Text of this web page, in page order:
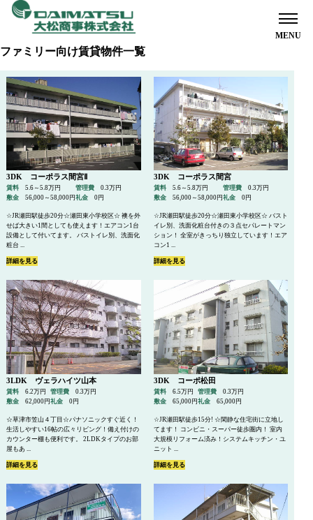
ファミリー向け賃貸物件一覧
3DK コーポラス間宮Ⅱ
賃料
5.6～5.8万円
敷金
56,000～58,000円
管理費
0.3万円
礼金
0円
☆JR瀬田駅徒歩20分☆瀬田東小学校区☆ 襖を外
せば大きい1間としても使えます！エアコン1台
設備として付いてます。 バストイレ別、洗面化
粧台 ...
詳細を見る
3DK コーポラス間宮
賃料
5.6～5.8万円
敷金
56,000～58,000円
管理費
0.3万円
礼金
0円
☆JR瀬田駅徒歩20分☆瀬田東小学校区☆ バスト
イレ別、洗面化粧台付きの３点セパレートマン
ション！ 全室がきっちり独立しています！エア
コン1 ...
詳細を見る
3LDK ヴェラハイツ山本
賃料
6.2万円
敷金
62,000円
管理費
0.3万円
礼金
0円
☆草津市笠山４丁目☆パナソニックすぐ近く！
生活しやすい16帖の広々リビング！備え付けの
カウンター棚も便利です。 2LDKタイプのお部
屋もあ ...
詳細を見る
3DK コーポ松田
賃料
6.5万円
敷金
65,000円
管理費
0.3万円
礼金
65,000円
☆JR瀬田駅徒歩15分! ☆閑静な住宅街に立地し
てます！ コンビニ・スーパー徒歩圏内！ 室内
大規模リフォーム済み！システムキッチン・ユ
ニット ...
詳細を見る
ホーム
オーナー様へ
お部屋探しのお客様へ
管理物件一覧
空室情報
駐車場